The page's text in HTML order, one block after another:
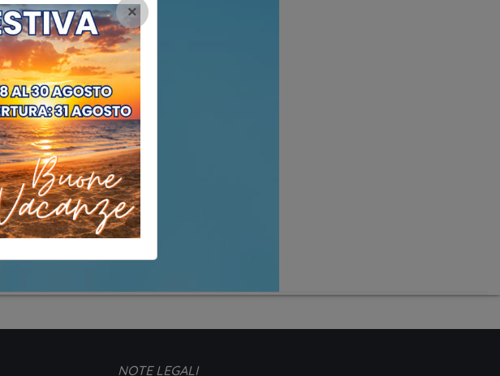
NOTE LEGALI
×